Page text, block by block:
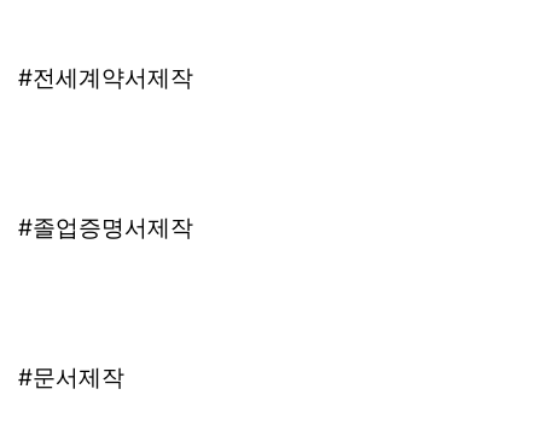
#전세계약서제작
#졸업증명서제작
#문서제작